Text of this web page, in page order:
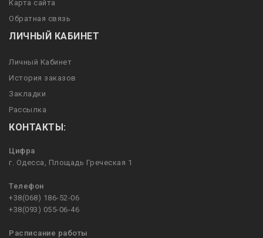
Карта сайта
Обратная связь
ЛИЧНЫЙ КАБИНЕТ
Личный Кабинет
История заказов
Закладки
Рассылка
КОНТАКТЫ:
Цифра
г. Одесса, Площадь Греческая 1
Телефон
+38(068) 186-52-06
+38(093) 055-06-46
Расписание работы